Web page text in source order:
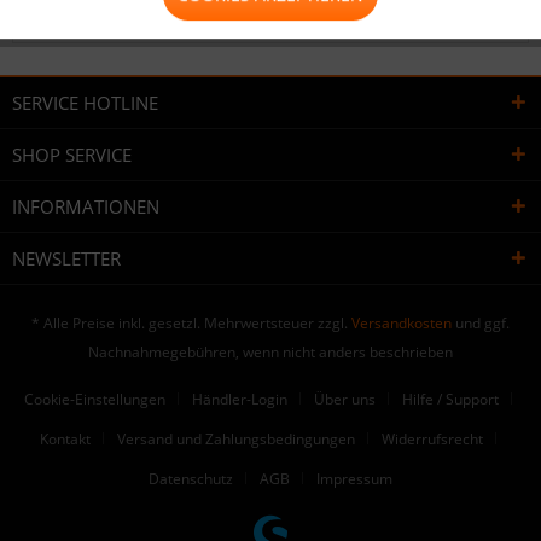
Bewertungen lesen, schreiben und diskutieren...
SERVICE HOTLINE
SHOP SERVICE
INFORMATIONEN
NEWSLETTER
* Alle Preise inkl. gesetzl. Mehrwertsteuer zzgl. Versandkosten und ggf.
Nachnahmegebühren, wenn nicht anders beschrieben
Cookie-Einstellungen Händler-Login Über uns
Hilfe / Support
Kontakt
Versand und Zahlungsbedingungen
Widerrufsrecht
Datenschutz
AGB Impressum